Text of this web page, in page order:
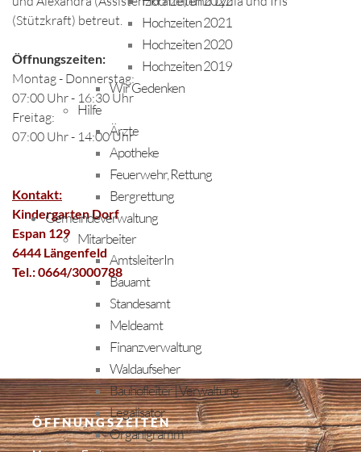
Hochzeiten 2021
Hochzeiten 2020
Hochzeiten 2019
Wir Gedenken
Hilfe
Ärzte
Apotheke
Feuerwehr, Rettung
Bergrettung
Gemeindeverwaltung
Mitarbeiter
AmtsleiterIn
Bauamt
Standesamt
Meldeamt
Finanzverwaltung
Waldaufseher
Bauhofleiter | Verwaltung
Legalisator
Organigramm
(Stützkraft) betreut.
Öffnungszeiten:
Montag - Donnerstag:
07:00 Uhr - 16:30 Uhr
Freitag:
07:00 Uhr - 14:00 Uhr
Kontakt:
Kindergarten Dorf
Espan 129
6444 Längenfeld
Tel.: 0664/3000788
ÖFFNUNGSZEITEN